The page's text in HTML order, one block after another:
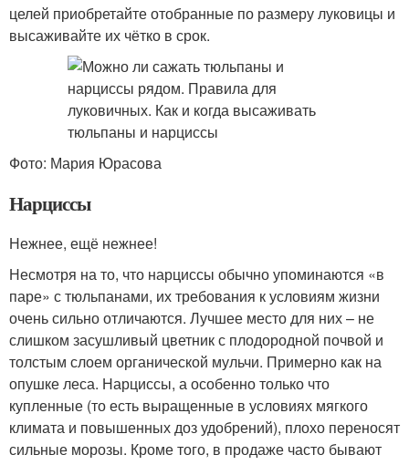
целей приобретайте отобранные по размеру луковицы и
высаживайте их чётко в срок.
Фото: Мария Юрасова
Нарциссы
Нежнее, ещё нежнее!
Несмотря на то, что нарциссы обычно упоминаются «в
паре» с тюльпанами, их требования к условиям жизни
очень сильно отличаются. Лучшее место для них – не
слишком засушливый цветник с плодородной почвой и
толстым слоем органической мульчи. Примерно как на
опушке леса. Нарциссы, а особенно только что
купленные (то есть выращенные в условиях мягкого
климата и повышенных доз удобрений), плохо переносят
сильные морозы. Кроме того, в продаже часто бывают